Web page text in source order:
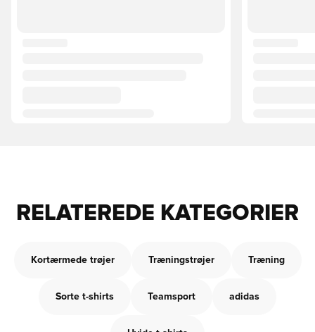
RELATEREDE KATEGORIER
Kortærmede trøjer Træningstrøjer Træning
Sorte t-shirts Teamsport adidas